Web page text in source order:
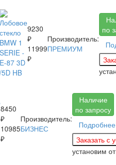
9230
₽
11999
₽
Производитель:
ПРЕМИУМ
по
8450
₽
10985
₽
Производитель:
БИЗНЕС
Наличие
по запросу
Подробнее
установим